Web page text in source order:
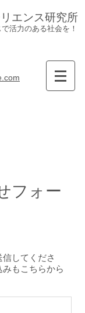
エンス研究所
活力のある社会を！
フォー
してくださ
もこちらから